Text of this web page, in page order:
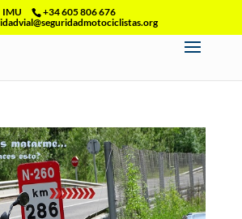
IMU
+34 605 806 676